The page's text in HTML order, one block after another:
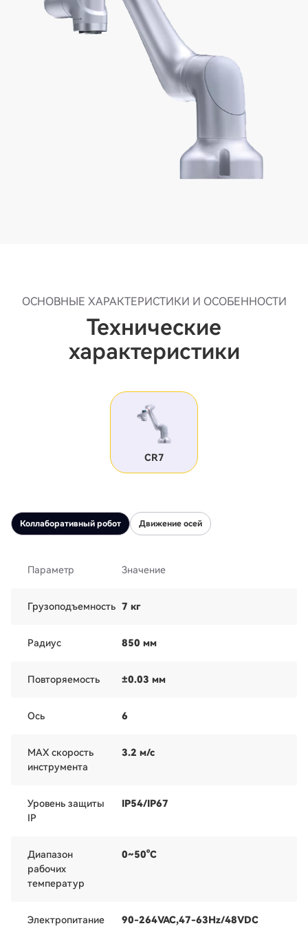
ОСНОВНЫЕ ХАРАКТЕРИСТИКИ И ОСОБЕННОСТИ
Технические
характеристики
CR7
Коллаборативный робот Движение осей
Параметр Значение
Грузоподъемность 7 кг
Радиус 850 мм
Повторяемость ±0.03 мм
Ось 6
MAX скорость
инструмента
3.2 м/с
Уровень защиты
IP
IP54/IP67
Диапазон
рабочих
температур
0~50°C
Электропитание 90-264VAC,47-63Hz/48VDC